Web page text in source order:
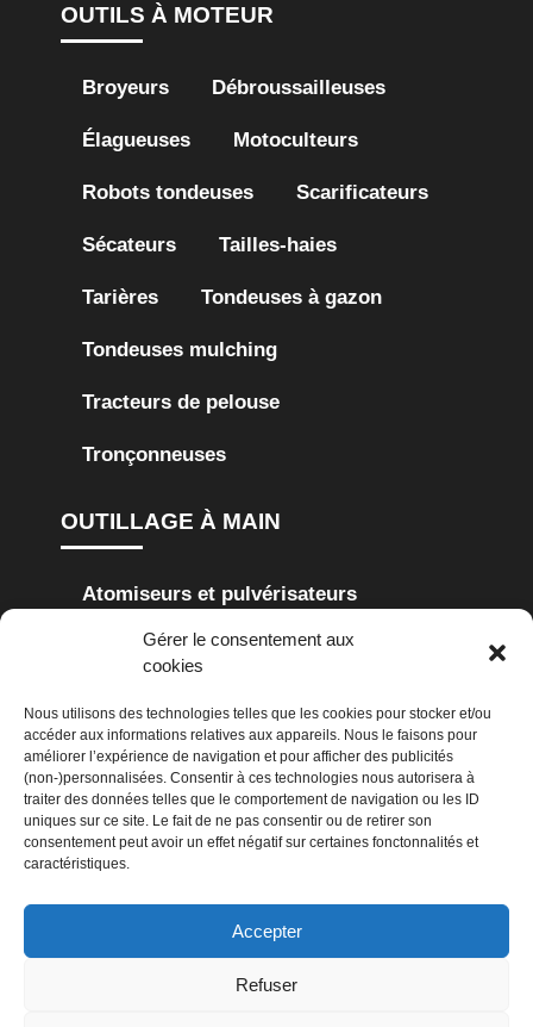
Gérer le consentement aux
cookies
Nous utilisons des technologies telles que les cookies pour stocker et/ou
accéder aux informations relatives aux appareils. Nous le faisons pour
améliorer l’expérience de navigation et pour afficher des publicités
(non-)personnalisées. Consentir à ces technologies nous autorisera à
traiter des données telles que le comportement de navigation ou les ID
uniques sur ce site. Le fait de ne pas consentir ou de retirer son
consentement peut avoir un effet négatif sur certaines fonctonnalités et
caractéristiques.
Accepter
Refuser
OUTILS À MOTEUR
Broyeurs Débroussailleuses
Élagueuses Motoculteurs
Robots tondeuses Scarificateurs
Sécateurs Tailles-haies
Tarières Tondeuses à gazon
Tondeuses mulching
Tracteurs de pelouse
Tronçonneuses
OUTILLAGE À MAIN
Atomiseurs et pulvérisateurs
Cisailles à haie Cisailles à gazon
Secoueurs
NETTOYAGE
Nettoyeurs haute-pression